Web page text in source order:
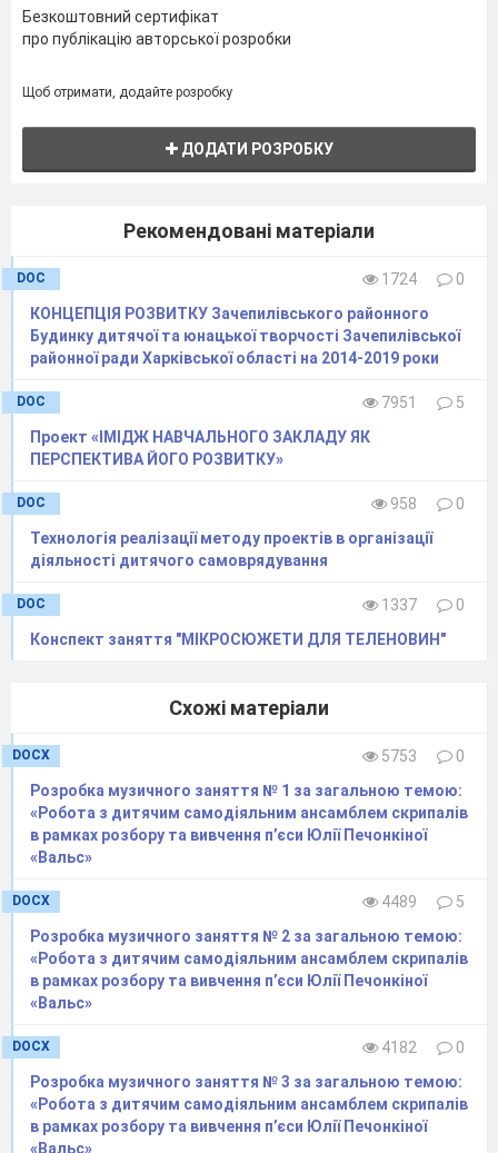
Тип проекту: краєзнавчий, пошуково-
пізнавальний
Керівник проектуЮ. В. Юдіна
Кількість учнів:9.
Цілі:
колективу, знаходити дієві методи виконання
джерела інформації, аналізувати, захищати
Виховна –формувати колектив однодумців,
оцінювати вагомість внеску кожного члена
групи під час роботи, виховувати любов до
прищеплювати любов до книги
Розвиваюча –доповнити знання учнів з історії
розвитку культури, української літератури,
розвивати ініціативу учнів
Очікувані результати:протягом роботи у
цьому проекті ми будемо аналізувати, вивчати
мистецтво регіону, намагатися зрозуміти
потяг українського народу до прекрасного
Вхідні знання та навички:учні вміють
Безкоштовний сертифікат
про публікацію авторської розробки
Щоб отримати, додайте розробку
ДОДАТИ РОЗРОБКУ
Рекомендовані матеріали
DOC 1724
0
КОНЦЕПЦІЯ РОЗВИТКУ Зачепилівського районного
Будинку дитячої та юнацької творчості Зачепилівської
районної ради Харківської області на 2014-2019 роки
DOC 7951
5
Проект «ІМІДЖ НАВЧАЛЬНОГО ЗАКЛАДУ ЯК
ПЕРСПЕКТИВА ЙОГО РОЗВИТКУ»
DOC 958
0
Технологія реалізації методу проектів в організації
діяльності дитячого самоврядування
DOC 1337
0
Конспект заняття "МІКРОСЮЖЕТИ ДЛЯ ТЕЛЕНОВИН"
Схожі матеріали
DOCX 5753
0
Розробка музичного заняття № 1 за загальною темою:
«Робота з дитячим самодіяльним ансамблем скрипалів
в рамках розбору та вивчення п’єси Юлії Печонкіної
«Вальс»
DOCX 4489
5
Розробка музичного заняття № 2 за загальною темою:
«Робота з дитячим самодіяльним ансамблем скрипалів
в рамках розбору та вивчення п’єси Юлії Печонкіної
«Вальс»
DOCX 4182
0
Розробка музичного заняття № 3 за загальною темою:
«Робота з дитячим самодіяльним ансамблем скрипалів
в рамках розбору та вивчення п’єси Юлії Печонкіної
«Вальс»